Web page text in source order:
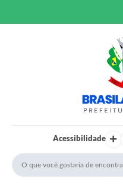
Acessibilidade